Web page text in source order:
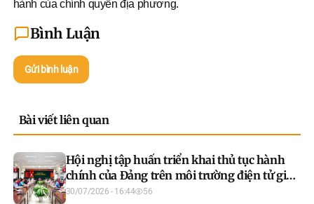
hành của chính quyền địa phương.
Bình Luận
Gửi bình luận
Bài viết liên quan
Hội nghị tập huấn triển khai thủ tục hành
chính của Đảng trên môi trường điện tử giai
đoạn 2
30/07/2026 - 16:44 56